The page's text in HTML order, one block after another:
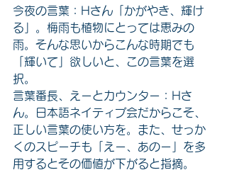
今夜の言葉：Hさん「かがやき、輝け
る」。梅雨も植物にとっては恵みの
雨。そんな思いからこんな時期でも
「輝いて」欲しいと、この言葉を選
択。
言葉番長、えーとカウンター：Hさ
ん。日本語ネイティブ会だからこそ、
正しい言葉の使い方を。また、せっか
くのスピーチも「えー、あのー」を多
用するとその価値が下がると指摘。